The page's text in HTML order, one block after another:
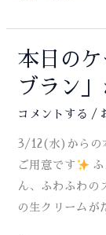
限
定
ス
イ
ー
ツ
の
お
本日の
ブラン
コメントする /
3/12(水)からの
ご用意です
ん、ふわふわの
の生クリームが